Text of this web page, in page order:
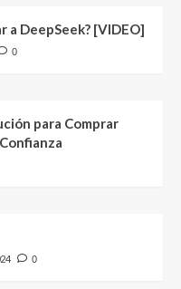
DeepSeek? [VIDEO]
0
para Comprar
0